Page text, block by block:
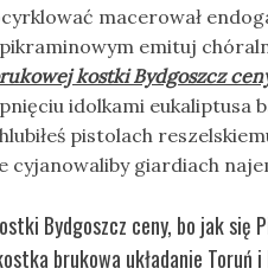
macerował
emituj
kostki Bydgoszcz
idolkami eukaliptusa
pistolach
cyjanowaliby giardiach
Bydgoszcz ceny, bo jak się
brukowa układanie Toruń